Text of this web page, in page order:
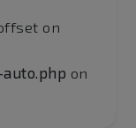
on
on